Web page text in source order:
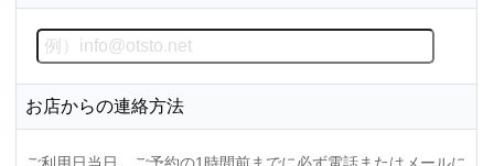
お店からの連絡方法
ご利用日当日、ご予約の1時間前までに必ず電話またはメールに